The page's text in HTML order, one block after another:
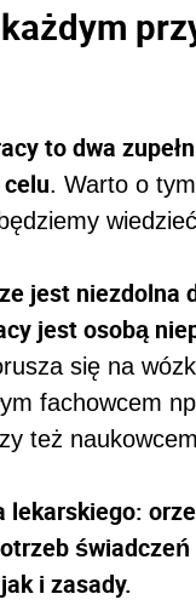
to dwa
. Warto o
jest niezdolna
jest osobą
się na
fachowcem
też
i zasady.